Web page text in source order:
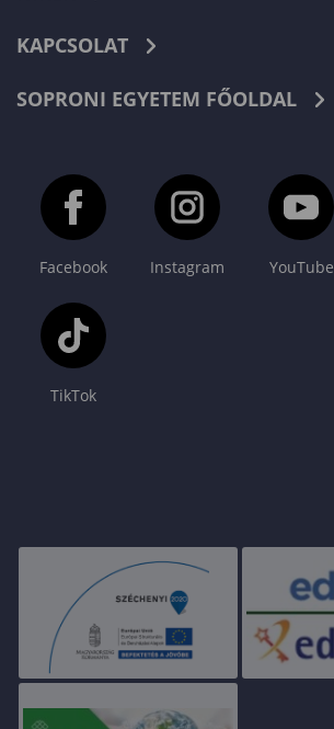
KAPCSOLAT
SOPRONI EGYETEM FŐOLDAL
Facebook Instagram YouTube
TikTok